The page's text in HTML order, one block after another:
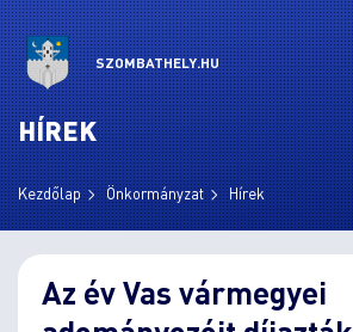
SZOMBATHELY.HU
HÍREK
Kezdőlap Önkormányzat Hírek
Az év Vas vármegyei